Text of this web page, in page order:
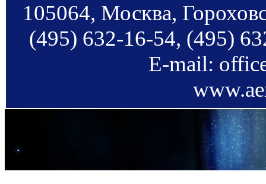
105064, Москва,
(495) 632-16-54, (495)
E-mail: